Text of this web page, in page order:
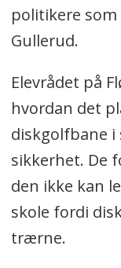
politikere
Gullerud.
Elevrådet på
hvordan det
diskgolfbane i
sikkerhet. De
den ikke kan
skole fordi
trærne.